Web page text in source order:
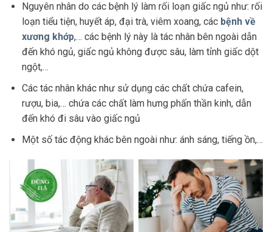
Nguyên nhân do các bệnh lý làm rối loạn giấc ngủ như: rối
loạn tiểu tiện, huyết áp, đại trà, viêm xoang, các bệnh về
xương khớp,… các bệnh lý này là tác nhân bên ngoài dẫn
đến khó ngủ, giấc ngủ không được sâu, làm tỉnh giấc dột
ngột,…
Các tác nhân khác như sử dụng các chất chứa cafein,
rượu, bia,… chứa các chất làm hưng phấn thần kinh, dẫn
đến khó đi sâu vào giấc ngủ
Một số tác động khác bên ngoài như: ánh sáng, tiếng ồn,…